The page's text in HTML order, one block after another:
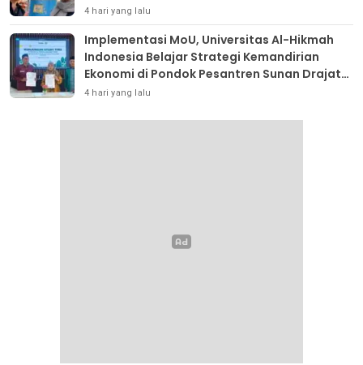
4 hari yang lalu
Implementasi MoU, Universitas Al-Hikmah
Indonesia Belajar Strategi Kemandirian
Ekonomi di Pondok Pesantren Sunan Drajat
Lamongan
4 hari yang lalu